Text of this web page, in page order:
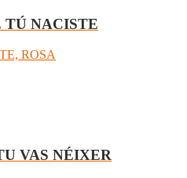
TÚ NACISTE
ROSA
VAS NÉIXER